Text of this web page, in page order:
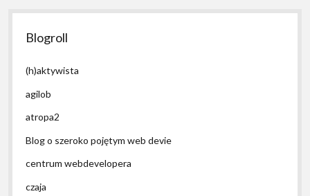
Blogroll
(h)aktywista
agilob
atropa2
Blog o szeroko pojętym web devie
centrum webdevelopera
czaja